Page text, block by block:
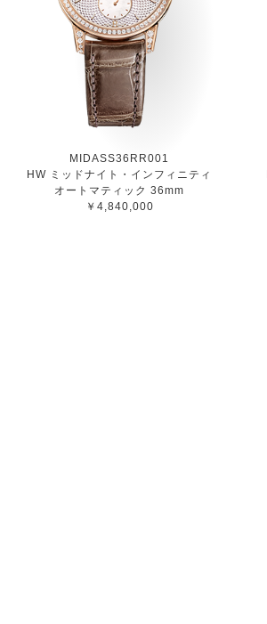
MIDASS36RR001
HW ミッドナイト・インフィニティ
オートマティック 36mm
￥4,840,000